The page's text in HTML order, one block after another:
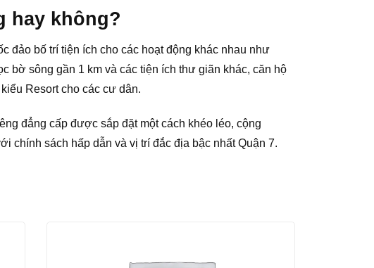
hay không?
đảo bố trí tiện ích cho các hoạt động khác nhau như
bờ sông gần 1 km và các tiện ích thư giãn khác, căn hộ
Resort cho các cư dân.
đẳng cấp được sắp đặt một cách khéo léo, cộng
chính sách hấp dẫn và vị trí đắc địa bậc nhất Quận 7.